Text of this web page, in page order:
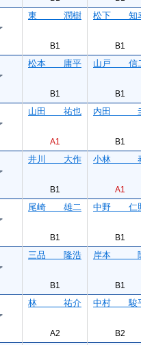
東 潤樹
B1
松下 知
B1
松本 庸平
B1
山戸 信
B1
山田 祐也
A1
内田
B1
井川 大作
B1
小林
A1
尾崎 雄二
B1
中野 仁
B1
三品 隆浩
B1
岸本
B1
林 祐介
A2
中村 駿
B2